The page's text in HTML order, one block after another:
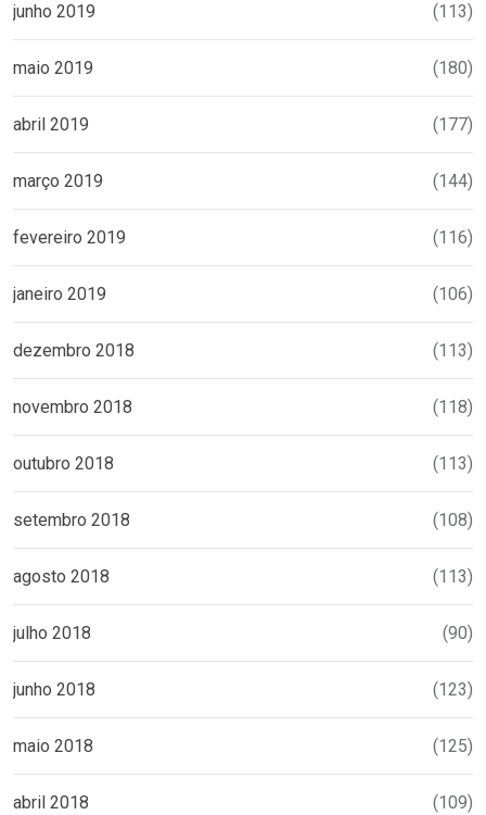
junho 2019 (113)
maio 2019 (180)
abril 2019 (177)
março 2019 (144)
fevereiro 2019 (116)
janeiro 2019 (106)
dezembro 2018 (113)
novembro 2018 (118)
outubro 2018 (113)
setembro 2018 (108)
agosto 2018 (113)
julho 2018 (90)
junho 2018 (123)
maio 2018 (125)
abril 2018 (109)